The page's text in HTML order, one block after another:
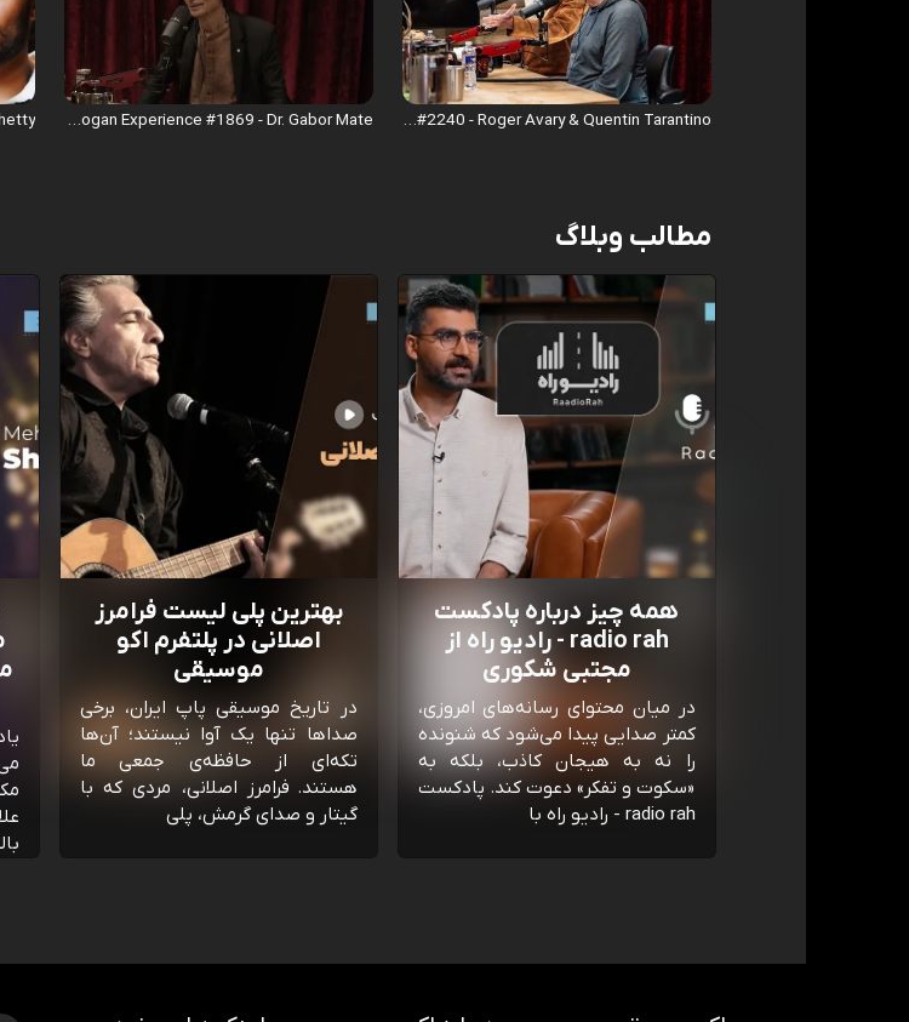
Joe Rogan Experience #2240 - Roger Avary & Quentin Tarantino
Joe Rogan Experience #1869 - Dr. Gabor Mate
مطالب وبلاگ
همه چیز درباره پادکست
radio rah - رادیو راه از
مجتبی شکوری
در میان محتوای رسانه‌های امروزی،
کمتر صدایی پیدا می‌شود که شنونده
را نه به هیجان کاذب، بلکه به
«سکوت و تفکر» دعوت کند. پادکست
radio rah - رادیو راه با
بهترین پلی لیست فرامرز
اصلانی در پلتفرم اکو
موسیقی
در تاریخ موسیقی پاپ ایران، برخی
صداها تنها یک آوا نیستند؛ آن‌ها
تکه‌ای از حافظه‌ی جمعی ما
هستند. فرامرز اصلانی، مردی که با
گیتار و صدای گرمش، پلی